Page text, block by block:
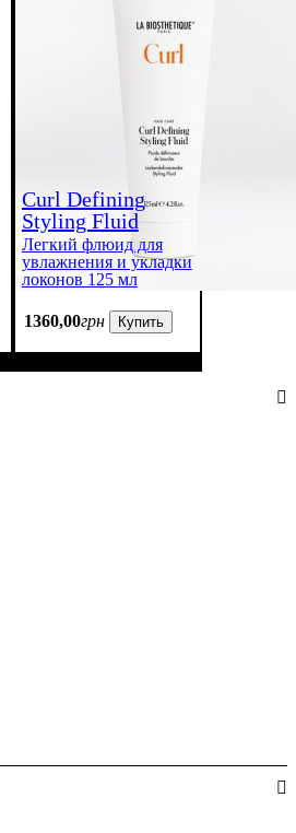
Curl Defining
Styling Fluid
Легкий флюид для
увлажнения и укладки
локонов 125 мл
1360,00грн Купить